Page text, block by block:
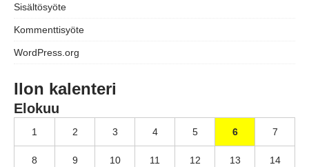
Sisältösyöte
Kommenttisyöte
WordPress.org
Ilon kalenteri
Elokuu
1 2 3 4 5 6 7
8 9 10 11 12 13 14